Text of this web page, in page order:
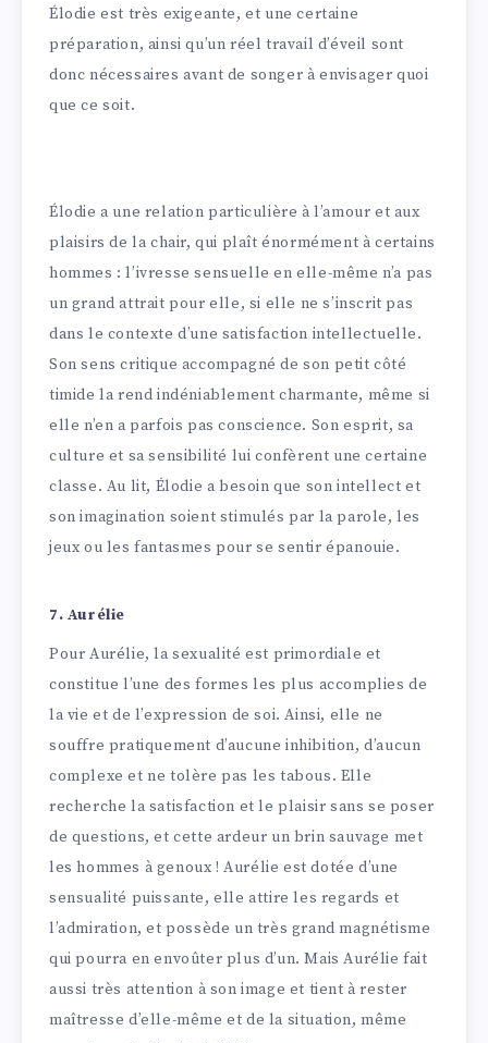
Élodie est très exigeante, et une certaine
préparation, ainsi qu’un réel travail d’éveil sont
donc nécessaires avant de songer à envisager quoi
que ce soit.
Élodie a une relation particulière à l’amour et aux
plaisirs de la chair, qui plaît énormément à certains
hommes : l’ivresse sensuelle en elle-même n’a pas
un grand attrait pour elle, si elle ne s’inscrit pas
dans le contexte d’une satisfaction intellectuelle.
Son sens critique accompagné de son petit côté
timide la rend indéniablement charmante, même si
elle n’en a parfois pas conscience. Son esprit, sa
culture et sa sensibilité lui confèrent une certaine
classe. Au lit, Élodie a besoin que son intellect et
son imagination soient stimulés par la parole, les
jeux ou les fantasmes pour se sentir épanouie.
7. Aurélie
Pour Aurélie, la sexualité est primordiale et
constitue l’une des formes les plus accomplies de
la vie et de l’expression de soi. Ainsi, elle ne
souffre pratiquement d’aucune inhibition, d’aucun
complexe et ne tolère pas les tabous. Elle
recherche la satisfaction et le plaisir sans se poser
de questions, et cette ardeur un brin sauvage met
les hommes à genoux ! Aurélie est dotée d’une
sensualité puissante, elle attire les regards et
l’admiration, et possède un très grand magnétisme
qui pourra en envoûter plus d’un. Mais Aurélie fait
aussi très attention à son image et tient à rester
maîtresse d’elle-même et de la situation, même